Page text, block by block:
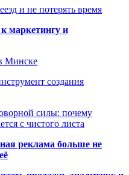
и не потерять время
маркетингу и
Минске
создания
силы: почему
с чистого листа
реклама больше не